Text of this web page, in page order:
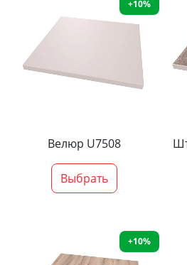
+10%
Велюр U7508
Выбрать
+10%